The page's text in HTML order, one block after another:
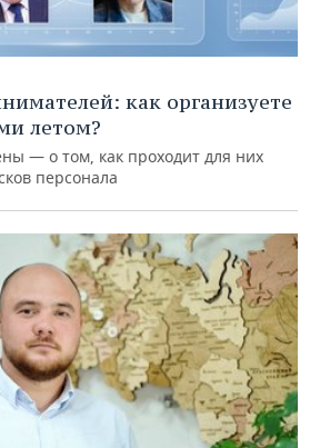
как организуете
летом?
— о том, как проходит для них
персонала